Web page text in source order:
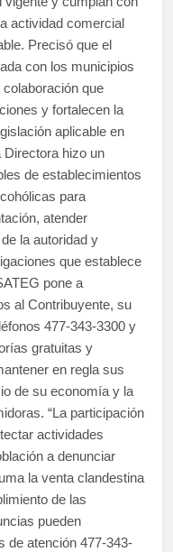
actividad comercial
Precisó que el
con los municipios
que
y fortalecen la
aplicable en
Directora hizo un
de establecimientos
para
atender
la autoridad y
que establece
pone a
al Contribuyente, su
477-343-3300 y
gratuitas y
en regla sus
de su economía y la
“La participación
actividades
a denunciar
la venta clandestina
de las
pueden
de atención 477-343-